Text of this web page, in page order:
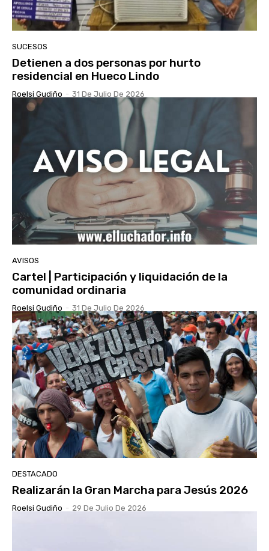
SUCESOS
Detienen a dos personas por hurto
residencial en Hueco Lindo
Roelsi Gudiño - 31 De Julio De 2026
AVISOS
Cartel | Participación y liquidación de la
comunidad ordinaria
Roelsi Gudiño - 31 De Julio De 2026
DESTACADO
Realizarán la Gran Marcha para Jesús 2026
Roelsi Gudiño - 29 De Julio De 2026